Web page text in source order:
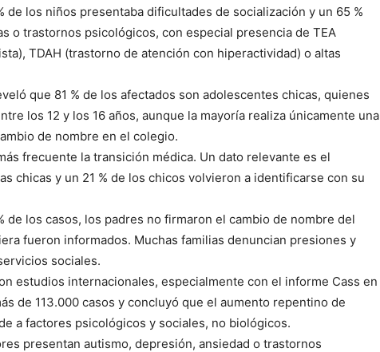
de los niños presentaba dificultades de socialización y un 65 %
o trastornos psicológicos, con especial presencia de TEA
TDAH (trastorno de atención con hiperactividad) o altas
que 81 % de los afectados son adolescentes chicas, quienes
los 12 y los 16 años, aunque la mayoría realiza únicamente una
de nombre en el colegio.
frecuente la transición médica. Un dato relevante es el
chicas y un 21 % de los chicos volvieron a identificarse con su
de los casos, los padres no firmaron el cambio de nombre del
fueron informados. Muchas familias denuncian presiones y
sociales.
estudios internacionales, especialmente con el informe Cass en
de 113.000 casos y concluyó que el aumento repentino de
a factores psicológicos y sociales, no biológicos.
presentan autismo, depresión, ansiedad o trastornos